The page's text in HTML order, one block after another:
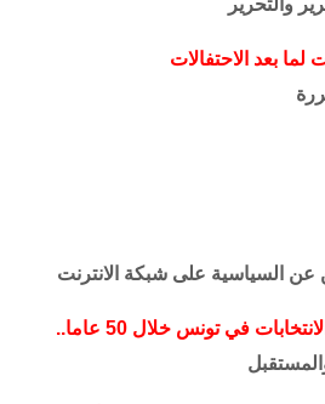
عن السياسية على شبكة الانترنت
في تونس خلال 50 عاما..